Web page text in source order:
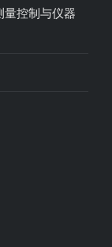
量控制与仪器